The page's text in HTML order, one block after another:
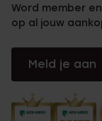
Word member
op al jouw
Meld je aan